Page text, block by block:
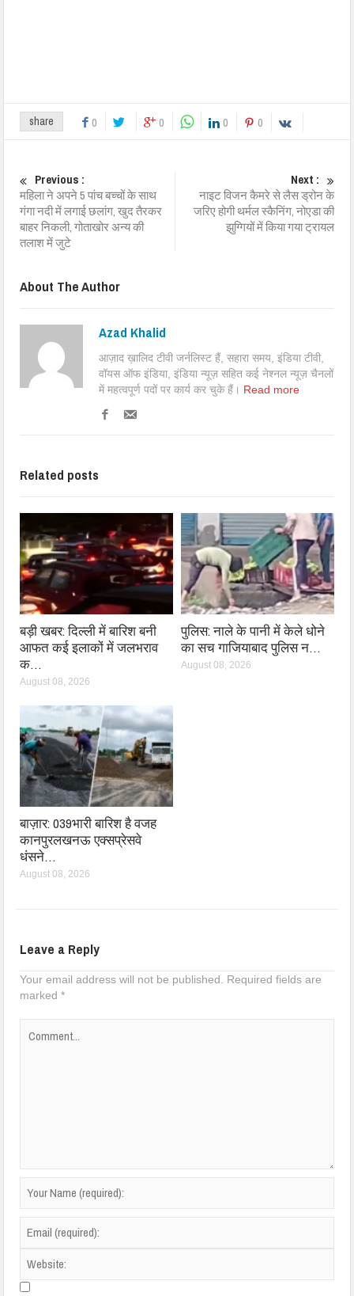
share 0 0 0 0
Previous :
महिला ने अपने 5 पांच बच्चों के साथ
गंगा नदी में लगाई छलांग, खुद तैरकर
बाहर निकली, गोताखोर अन्य की
तलाश में जुटे
Next :
नाइट विजन कैमरे से लैस ड्रोन के
जरिए होगी थर्मल स्कैनिंग, नोएडा की
झुग्गियों में किया गया ट्रायल
About The Author
Azad Khalid
आज़ाद ख़ालिद टीवी जर्नलिस्ट हैं, सहारा समय, इंडिया टीवी,
वॉयस ऑफ इंडिया, इंडिया न्यूज़ सहित कई नेश्नल न्यूज़ चैनलों
में महत्वपूर्ण पदों पर कार्य कर चुके हैं। Read more
Related posts
बड़ी खबर: दिल्ली में बारिश बनी
आफत कई इलाकों में जलभराव
क…
August 08, 2026
पुलिस: नाले के पानी में केले धोने
का सच गाजियाबाद पुलिस न…
August 08, 2026
बाज़ार: 039भारी बारिश है वजह
कानपुरलखनऊ एक्सप्रेसवे
धंसने…
August 08, 2026
Leave a Reply
Your email address will not be published.
Required fields are
marked*